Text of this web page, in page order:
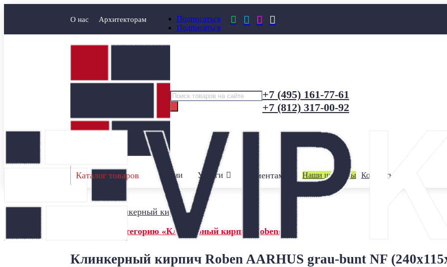
О нас Архитекторам
Подписаться
Подписаться
   
Поиск
товаров
+7 (495) 161-77-61
+7 (812) 317-00-92
Каталог товаров Акции Услуги Клиентам Наши шоурумы Контакты
Клинкерный кирпич/
← Назад в категорию «Клинкерный кирпич Roben»
Клинкерный кирпич Roben AARHUS grau-bunt NF